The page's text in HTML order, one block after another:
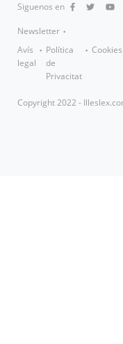
Siguenos en
Newsletter
Avís
legal
Política
de
Privacitat
Cookies
Copyright 2022 -